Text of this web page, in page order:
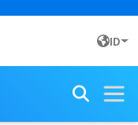
ID